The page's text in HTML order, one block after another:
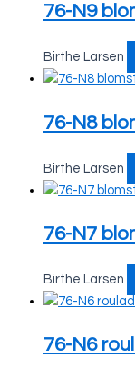
76-N9
Birthe Larsen
76-N8
Birthe Larsen
76-N7
Birthe Larsen
76-N6